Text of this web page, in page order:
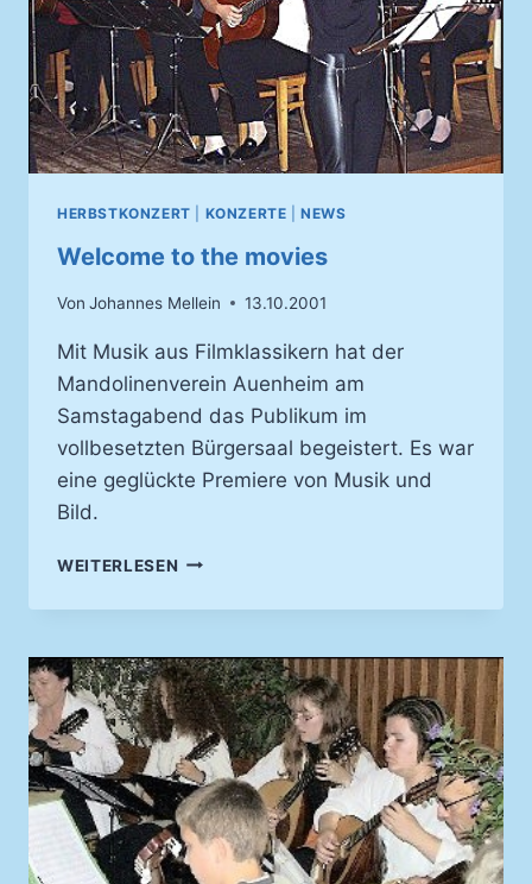
HERBSTKONZERT KONZERTE |NEWS
Welcome to the movies
Von Johannes Mellein 13.10.2001
Mit Musik aus Filmklassikern hat der
Mandolinenverein Auenheim am
Samstagabend das Publikum im
vollbesetzten Bürgersaal begeistert. Es war
eine geglückte Premiere von Musik und
Bild.
WEITERLESEN WELCOME
THE